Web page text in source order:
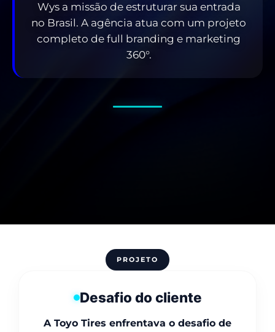
Wys a missão de estruturar sua entrada
no Brasil. A agência atua com um projeto
completo de full branding e marketing
360°.
PROJETO
Desafio do cliente
A Toyo Tires enfrentava o desafio de